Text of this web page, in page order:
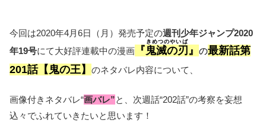
今回は2020年4月6日（月）発売予定の週刊少年ジャンプ2020
年19号にて大好評連載中の漫画 『鬼滅の刃
きめつのやいば
』 の最新話第
201話【鬼の王】 のネタバレ内容について、
画像付きネタバレ“画バレ”と、次週話“202話”の考察を妄想
込々でふれていきたいと思います！